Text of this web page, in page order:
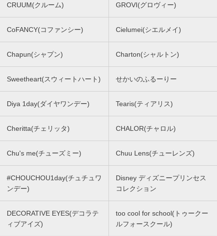
CRUUM(クルーム) GROVI(グロヴィー)
CoFANCY(コファンシー) Cielumei(シエルメイ)
Chapun(シャプン) Charton(シャルトン)
Sweetheart(スウィートハート) せかいのふるーりー
Diya 1day(ダイヤワンデー) Tearis(ティアリス)
Cheritta(チェリッタ) CHALOR(チャロル)
Chu's me(チューズミー) Chuu Lens(チューレンズ)
#CHOUCHOU1day(チュチュワ
ンデー)
Disney ディズニープリンセス
コレクション
DECORATIVE EYES(デコラテ
ィブアイズ)
too cool for school(トゥークー
ルフォースクール)